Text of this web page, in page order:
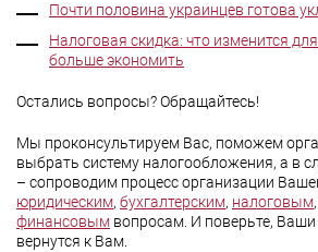
Почти половина украинцев готова
Налоговая скидка: что изменится
больше экономить
Остались вопросы? Обращайтесь!
Мы проконсультируем Вас, поможем
выбрать систему налогообложения, а в
– сопроводим процесс организации
юридическим, бухгалтерским, налоговым
финансовым вопросам. И поверьте,
вернутся к Вам.